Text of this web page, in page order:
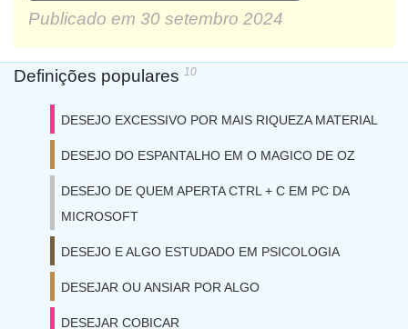
Publicado em 30 setembro 2024
Definições populares 10
DESEJO EXCESSIVO POR MAIS RIQUEZA MATERIAL
DESEJO DO ESPANTALHO EM O MAGICO DE OZ
DESEJO DE QUEM APERTA CTRL + C EM PC DA
MICROSOFT
DESEJO E ALGO ESTUDADO EM PSICOLOGIA
DESEJAR OU ANSIAR POR ALGO
DESEJAR COBICAR